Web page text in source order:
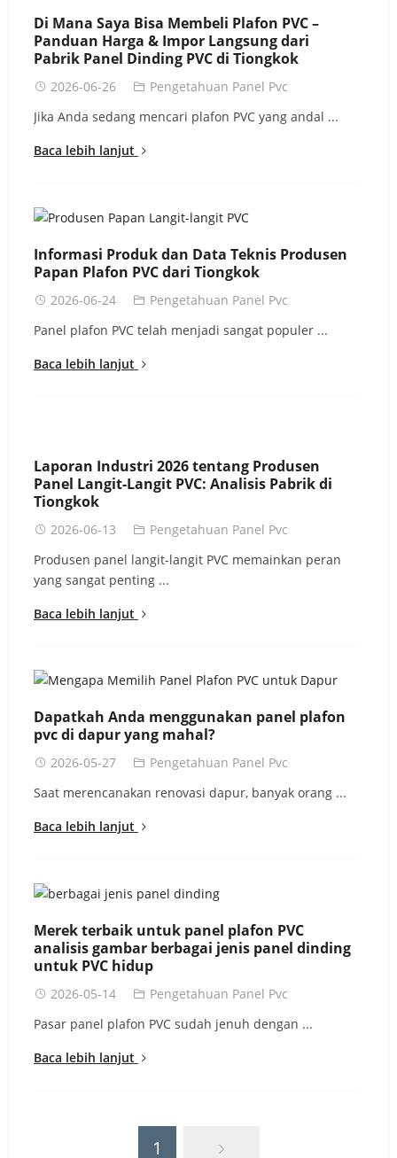
Di Mana Saya Bisa Membeli Plafon PVC –
Panduan Harga & Impor Langsung dari
Pabrik Panel Dinding PVC di Tiongkok
2026-06-26
Pengetahuan Panel Pvc
Jika Anda sedang mencari plafon PVC yang andal ...
Baca lebih lanjut
Informasi Produk dan Data Teknis Produsen
Papan Plafon PVC dari Tiongkok
2026-06-24
Pengetahuan Panel Pvc
Panel plafon PVC telah menjadi sangat populer ...
Baca lebih lanjut
Laporan Industri 2026 tentang Produsen
Panel Langit-Langit PVC: Analisis Pabrik di
Tiongkok
2026-06-13
Pengetahuan Panel Pvc
Produsen panel langit-langit PVC memainkan peran
yang sangat penting ...
Baca lebih lanjut
Dapatkah Anda menggunakan panel plafon
pvc di dapur yang mahal?
2026-05-27
Pengetahuan Panel Pvc
Saat merencanakan renovasi dapur, banyak orang ...
Baca lebih lanjut
Merek terbaik untuk panel plafon PVC
analisis gambar berbagai jenis panel dinding
untuk PVC hidup
2026-05-14
Pengetahuan Panel Pvc
Pasar panel plafon PVC sudah jenuh dengan ...
Baca lebih lanjut
1